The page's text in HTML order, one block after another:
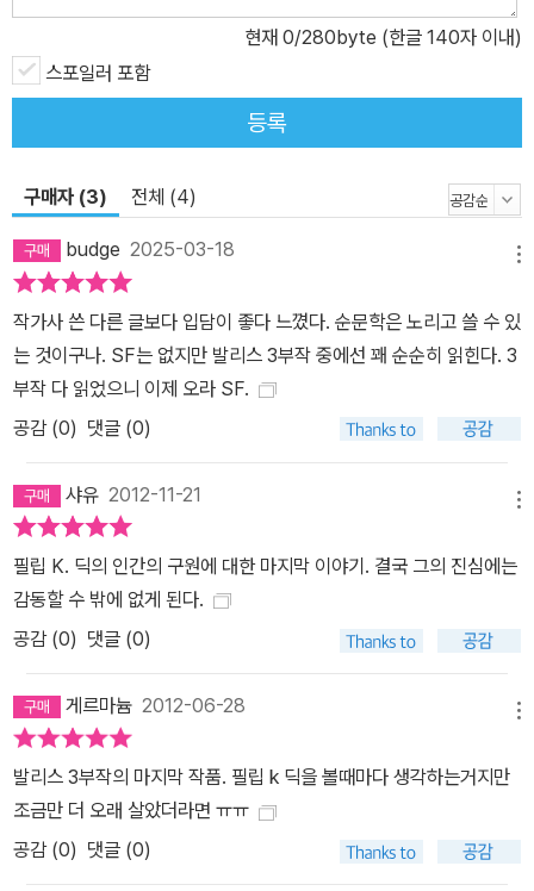
도 불구하고 『발리스』와 『성스러운 침입』에 이은 발리스 3부작으로
『티모시 아처의 환생』이 들어간 이유는 ‘영생을 실제로 제공하는 성
찬’과 ‘우리가 아는 기독교가 아닌 다른 진실’이란 설정이 저변에 깔려
있기 때문이다. 그러나 더 근본적으로 세 작품에는 현대인의 고독과
이 있다. 미래나 외계를 배경으로 했거나, 인공인간인 안드로이드, 또
는 신적인 존재가 등장해서 삭막하고 감옥 같은 현실을 비유적으로
드러내는 전작들에 비해 『티모시 아처의 환생』에는 이질적인 요소가
비교적 적게 등장한다. 배경은 우리가 아는 역사 그대로 흘러가서 마
틴 루서 킹 목사와 존 F. 케네디 대통령, 그리고 존 레논도 암살당한
력 소년이나 모든 사람의 꿈을 감염시키는 마약 같은 것까지 갈 필요
을 잃고 비틀거리기에는 충분하다. 시대의 지도자라고 생각했던 인물
이 족족 암살당하는 것만으로도, 악의 축을 몰아내고 새 시대를 열었
다고 생각했던 믿음과 희망이 무너지기에 충분하다. 이 작품에서 딕
은, 아는 것도 많고 떠드는 것은 더 많지만 정말로 가진 것은 얼마 되
지 않고, 얼마 되지 않는 소유물마저 모두가 무로 돌아가버릴 거라는
죽음의 두려움에 휩싸여 살아가는 인물들을 그렸다. 이러한 인물들은
물질적 가치의 확산과 정신적 가치의 추락으로 인해 오늘날에는 오히
려 보편적으로 느껴지는 인물상이다. 역사적인 사건이 배경으로 등장
하지만, 독자들은 『티모시 아처의 환생』의 인물들에서 병든 우리의
현재를 만나고 공감할 수 있을 것이다. ■‘필립 K. 딕 걸작선’ 출간의
의의 세상을 떠난 지 20여 년이 지났지만 필립 K. 딕은 여전히 그 문
현재 0/280byte (한글 140자 이내)
스포일러 포함
등록
구매자 (3) 전체 (4)
budge 2025-03-18
작가사 쓴 다른 글보다 입담이 좋다 느꼈다. 순문학은 노리고 쓸 수 있
는 것이구나. SF는 없지만 발리스 3부작 중에선 꽤 순순히 읽힌다. 3
부작 다 읽었으니 이제 오라 SF.
공감 (0) 댓글 (0)
샤유 2012-11-21
필립 K. 딕의 인간의 구원에 대한 마지막 이야기. 결국 그의 진심에는
감동할 수 밖에 없게 된다.
공감 (0) 댓글 (0)
게르마늄 2012-06-28
발리스 3부작의 마지막 작품. 필립 k 딕을 볼때마다 생각하는거지만
조금만 더 오래 살았더라면 ㅠㅠ
공감 (0) 댓글 (0)